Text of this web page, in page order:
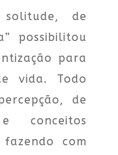
solitude, de
possibilitou
para
vida. Todo
de
conceitos
com